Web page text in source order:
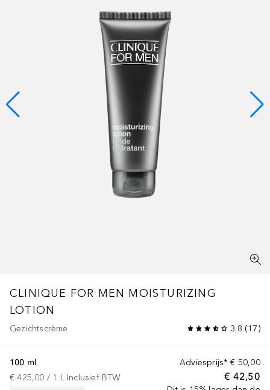
CLINIQUE FOR MEN MOISTURIZING
LOTION
Gezichtscrème 3.8 (17)
Adviesprijs* € 50,00
€ 42,50
100 ml
€ 425,00 / 1 L Inclusief BTW